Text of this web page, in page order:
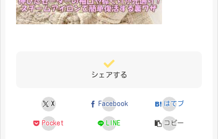
シェアする
X Facebook はてブ
Pocket LINE コピー